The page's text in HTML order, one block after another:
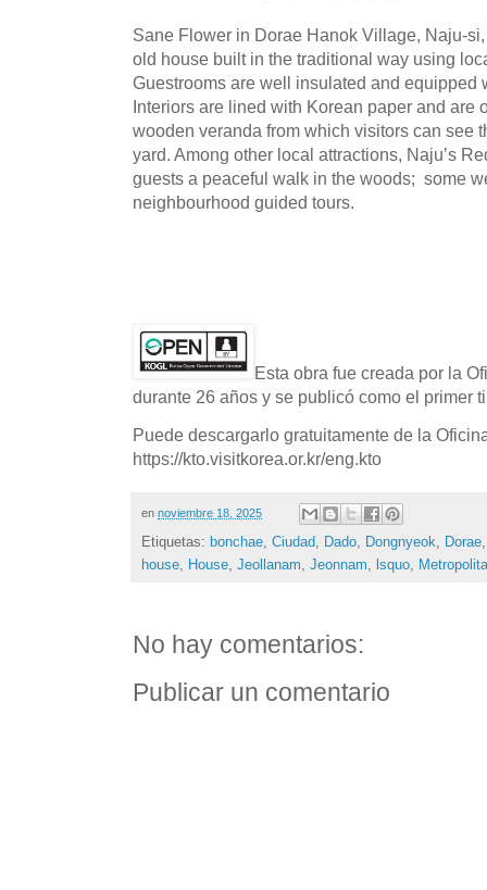
Sane Flower in Dorae Hanok Village, Naju-
old house built in the traditional way using
Guestrooms are well insulated and equipped
Interiors are lined with Korean paper and are
wooden veranda from which visitors can see
yard. Among other local attractions, Naju’s
guests a peaceful walk in the woods; some
neighbourhood guided tours.
Esta obra fue creada por la
durante 26 años y se publicó como el primer
Puede descargarlo gratuitamente de la
https://kto.visitkorea.or.kr/eng.kto
en noviembre 18, 2025
Etiquetas: bonchae, Ciudad, Dado, Dongnyeok, Dorae
house, House, Jeollanam, Jeonnam, lsquo,
No hay comentarios:
Publicar un comentario